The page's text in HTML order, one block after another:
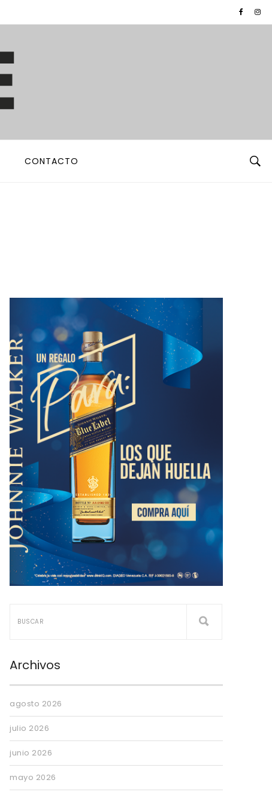
CONTACTO
Archivos
agosto 2026
julio 2026
junio 2026
mayo 2026